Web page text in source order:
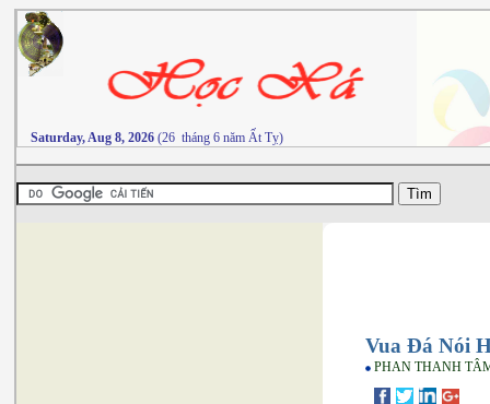
Saturday, Aug 8, 2026 (26 tháng 6 năm Ất Tỵ)
Vua Đá Nói
PHAN THANH